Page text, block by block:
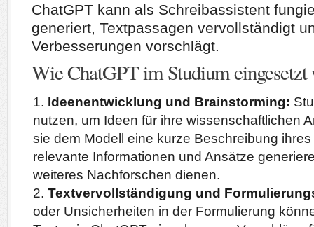
ChatGPT kann als Schreibassistent
generiert, Textpassagen vervollständigt
Verbesserungen vorschlägt.
Wie ChatGPT im Studium eingesetzt
Ideenentwicklung und Brainstorming:
nutzen, um Ideen für ihre wissenschaftlichen
sie dem Modell eine kurze Beschreibung
relevante Informationen und Ansätze
weiteres Nachforschen dienen.
Textvervollständigung und
oder Unsicherheiten in der Formulierung